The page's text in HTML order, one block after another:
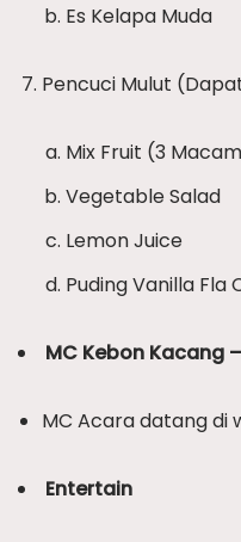
Es Kelapa Muda
Pencuci Mulut
Mix Fruit (3
Vegetable Salad
Lemon Juice
Puding Vanilla Fla
MC Kebon Kacang
MC Acara datang di
Entertain